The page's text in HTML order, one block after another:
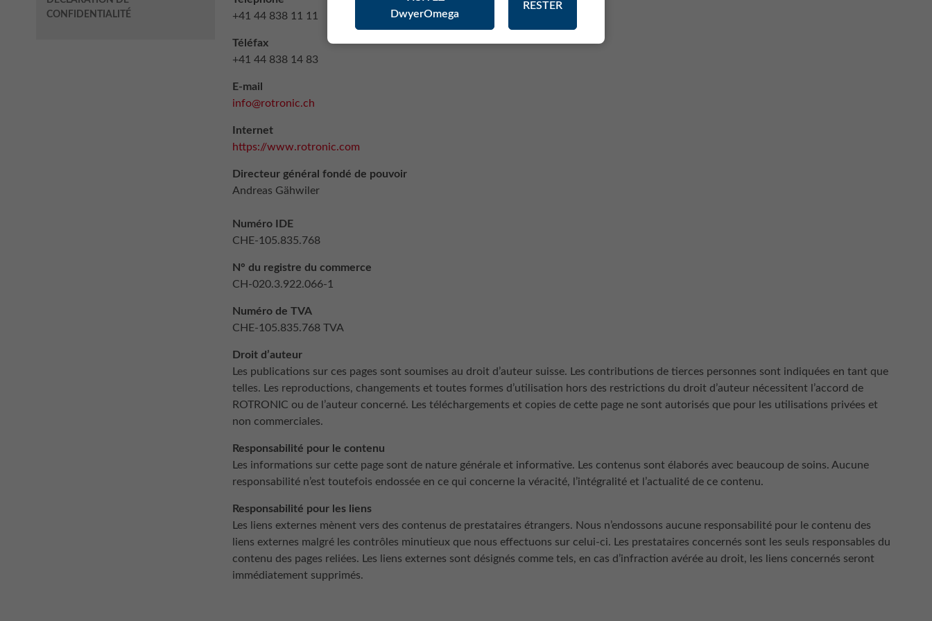
+41 44 838 11 11
Téléfax
+41 44 838 14 83
E-mail
info@rotronic.ch
Internet
https://www.rotronic.com
Directeur général fondé de pouvoir
Andreas Gähwiler
Numéro IDE
CHE-105.835.768
N° du registre du commerce
CH-020.3.922.066-1
Numéro de TVA
CHE-105.835.768 TVA
Droit d’auteur
Les publications sur ces pages sont soumises au droit d’auteur suisse. Les contributions de tierces personnes sont indiquées en tant que
telles. Les reproductions, changements et toutes formes d’utilisation hors des restrictions du droit d’auteur nécessitent l’accord de
ROTRONIC ou de l’auteur concerné. Les téléchargements et copies de cette page ne sont autorisés que pour les utilisations privées et
non commerciales.
Responsabilité pour le contenu
Les informations sur cette page sont de nature générale et informative. Les contenus sont élaborés avec beaucoup de soins. Aucune
responsabilité n’est toutefois endossée en ce qui concerne la véracité, l’intégralité et l’actualité de ce contenu.
Responsabilité pour les liens
Les liens externes mènent vers des contenus de prestataires étrangers. Nous n’endossons aucune responsabilité pour le contenu des
liens externes malgré les contrôles minutieux que nous effectuons sur celui-ci. Les prestataires concernés sont les seuls responsables du
contenu des pages reliées. Les liens externes sont désignés comme tels, en cas d’infraction avérée au droit, les liens concernés seront
immédiatement supprimés.
CONFIDENTIALITÉ
DwyerOmega
RESTER